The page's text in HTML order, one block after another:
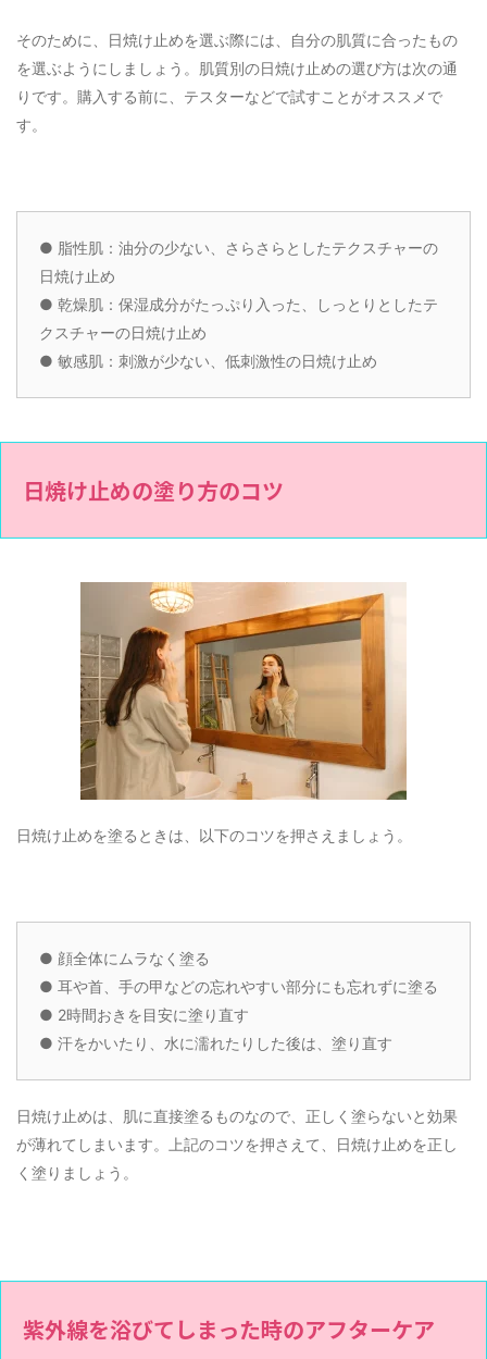
そのために、日焼け止めを選ぶ際には、自分の肌質に合ったもの
を選ぶようにしましょう。肌質別の日焼け止めの選び方は次の通
りです。購入する前に、テスターなどで試すことがオススメで
す。
● 脂性肌：油分の少ない、さらさらとしたテクスチャーの
日焼け止め
● 乾燥肌：保湿成分がたっぷり入った、しっとりとしたテ
クスチャーの日焼け止め
● 敏感肌：刺激が少ない、低刺激性の日焼け止め
日焼け止めの塗り方のコツ
日焼け止めを塗るときは、以下のコツを押さえましょう。
● 顔全体にムラなく塗る
● 耳や首、手の甲などの忘れやすい部分にも忘れずに塗る
● 2時間おきを目安に塗り直す
● 汗をかいたり、水に濡れたりした後は、塗り直す
日焼け止めは、肌に直接塗るものなので、正しく塗らないと効果
が薄れてしまいます。上記のコツを押さえて、日焼け止めを正し
く塗りましょう。
紫外線を浴びてしまった時のアフターケア